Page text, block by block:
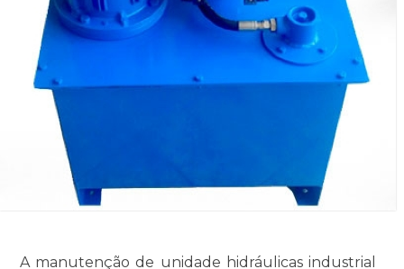
A manutenção de unidade hidráulicas industrial